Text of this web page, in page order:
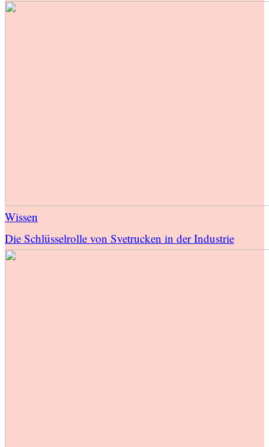
Wissen
Die Schlüsselrolle von Svetrucken in der Industrie